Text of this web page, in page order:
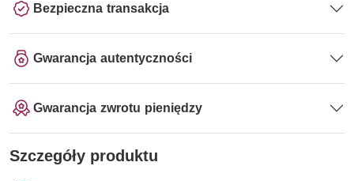
Bezpieczna transakcja
Gwarancja autentyczności
Gwarancja zwrotu pieniędzy
Szczegóły produktu